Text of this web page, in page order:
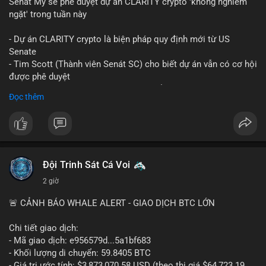
ngặt' trong tuần này
- Dự án CLARITY crypto là biện pháp quy định mới từ US
Senate
- Tim Scott (Thành viên Senát SC) cho biết dự án vẫn có cơ hội
được phê duyệt
trình
$btc $eth
#vlikevn #titanbot
Đọc thêm
Đội Trinh Sát Cá Voi
2 giờ
🚨 CẢNH BÁO WHALE ALERT - GIAO DỊCH BTC LỚN
Chi tiết giao dịch:
- Mã giao dịch: e956579d...5a1bf683
- Khối lượng di chuyển: 59.8405 BTC